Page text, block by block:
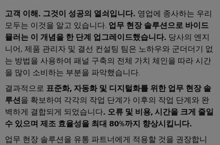
너
지
저
장
에
너
지
스
토
리
지
스
IIoT
및
자
동
소
프
트
웨
어
산
듈
및
솔
리
드
스
테
이
트
릴
레
터
기
술
제
품
카
탈
로
그
수
트
너
찾
기
행
사
및
박
고객 이해. 그것이 성공의 열쇠입니다. 영업에 종사하는 우리
모두는 이것을 알고 있습니다. 업무 현장 솔루션으로 바이드
뮬러는 이 개념을 한 단계 업그레이드했습니다. 당사의 엔지
니어, 제품 관리자 및 결선 컨설팅 팀은 노하우와 군더더기 없
는 방법을 사용하여 패널 구축의 전체 가치 체인을 따라 시간
을 많이 소비하는 부분을 파악했습니다.
결과적으로 표준화, 자동화 및 디지털화를 위한 업무 현장 솔
루션을 확보하여 각각의 작업 단계가 이후의 작업 단계와 완
벽하게 결합되게 되었습니다. 오류 및 비용, 시간을 크게 줄일
수 있으며 제조 효율성을 최대 80%까지 향상시킵니다.
업무 현장 솔루션을 유통 파트너에게 적용할 것을 권장합니